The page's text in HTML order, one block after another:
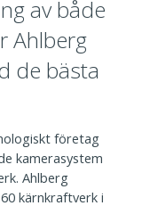
av både
Ahlberg
de bästa
företag
kamerasystem
Ahlberg
kärnkraftverk i